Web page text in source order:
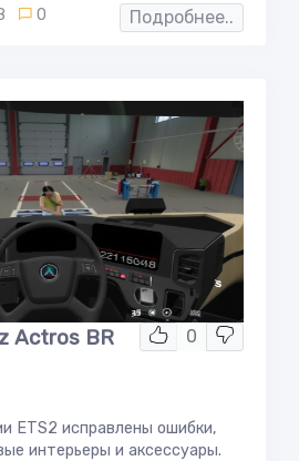
0 Подробнее..
0
Actros BR
ETS2 исправлены ошибки,
интерьеры и аксессуары.